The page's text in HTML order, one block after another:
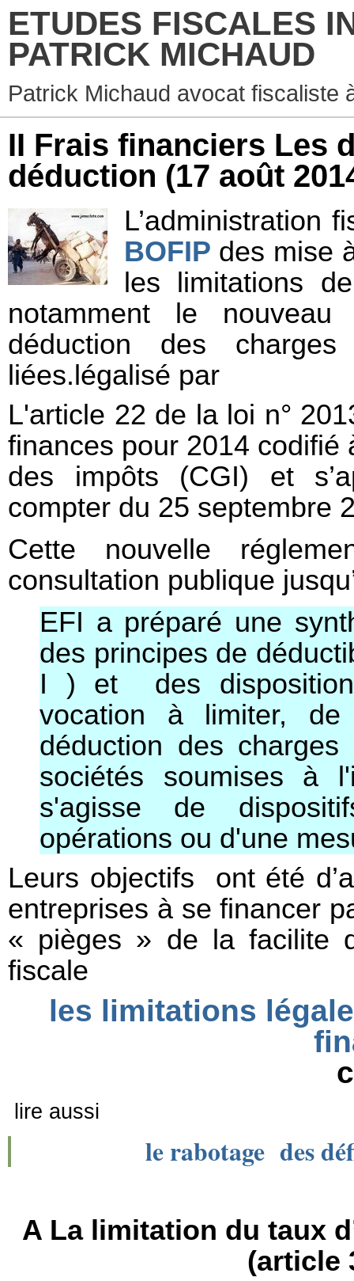
ETUDES FISCALES
PATRICK MICHAUD
Patrick Michaud avocat fiscaliste
II Frais financiers Les
déduction (17 août
L’administration
BOFIP des mise
les limitations
notamment le
déduction des
liées.légalisé par
L'article 22 de la loi n°
finances pour 2014
des impôts (CGI) et
compter du 25 septembre
Cette nouvelle
consultation publique
EFI a préparé une
des principes de
I ) et des
vocation à limiter,
déduction des
sociétés soumises à
s'agisse de
opérations ou d'une
Leurs objectifs ont été
entreprises à se financer
« pièges » de la facilite
fiscale
les limitations
lire aussi
le rabotage des
A La limitation du taux
(article